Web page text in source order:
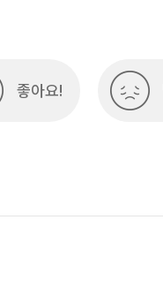
좋아요!